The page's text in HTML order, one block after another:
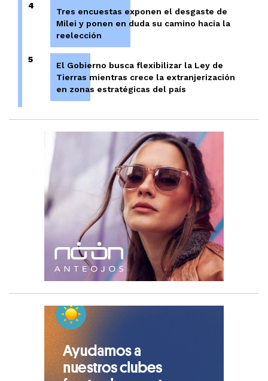
4
Tres encuestas exponen el desgaste de
Milei y ponen en duda su camino hacia la
reelección
5
El Gobierno busca flexibilizar la Ley de
Tierras mientras crece la extranjerización
en zonas estratégicas del país